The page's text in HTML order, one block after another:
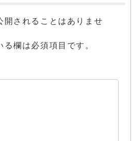
開されることはありませ
る欄は必須項目です。